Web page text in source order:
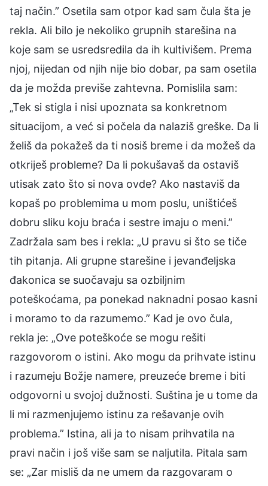
taj način.” Osetila sam otpor kad sam čula šta je
rekla. Ali bilo je nekoliko grupnih starešina na
koje sam se usredsredila da ih kultivišem. Prema
njoj, nijedan od njih nije bio dobar, pa sam osetila
da je možda previše zahtevna. Pomislila sam:
„Tek si stigla i nisi upoznata sa konkretnom
situacijom, a već si počela da nalaziš greške. Da li
želiš da pokažeš da ti nosiš breme i da možeš da
otkriješ probleme? Da li pokušavaš da ostaviš
utisak zato što si nova ovde? Ako nastaviš da
kopaš po problemima u mom poslu, uništićeš
dobru sliku koju braća i sestre imaju o meni.”
Zadržala sam bes i rekla: „U pravu si što se tiče
tih pitanja. Ali grupne starešine i jevanđeljska
đakonica se suočavaju sa ozbiljnim
poteškoćama, pa ponekad naknadni posao kasni
i moramo to da razumemo.” Kad je ovo čula,
rekla je: „Ove poteškoće se mogu rešiti
razgovorom o istini. Ako mogu da prihvate istinu
i razumeju Božje namere, preuzeće breme i biti
odgovorni u svojoj dužnosti. Suština je u tome da
li mi razmenjujemo istinu za rešavanje ovih
problema.” Istina, ali ja to nisam prihvatila na
pravi način i još više sam se naljutila. Pitala sam
se: „Zar misliš da ne umem da razgovaram o